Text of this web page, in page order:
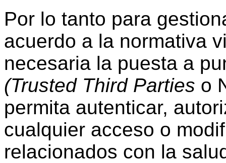
Por lo tanto para
acuerdo a la normativa
necesaria la puesta a
(Trusted Third Parties o
permita autenticar,
cualquier acceso o
relacionados con la